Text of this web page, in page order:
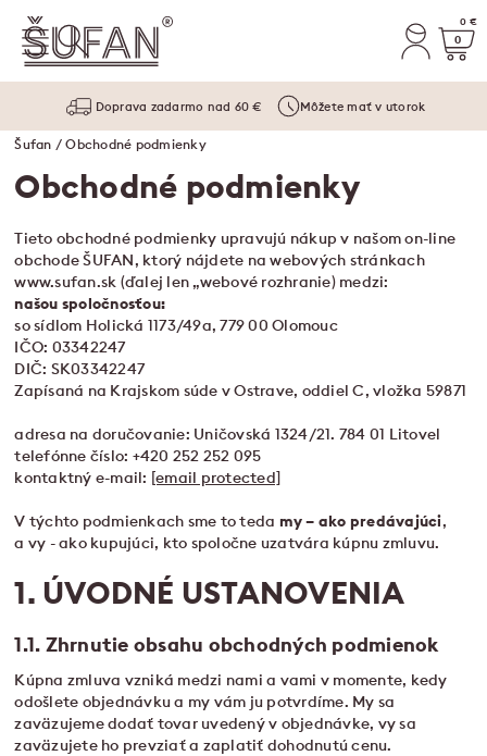
0 €
0
Doprava zadarmo nad 60 € Môžete mať v utorok
Šufan / Obchodné podmienky
Obchodné podmienky
Tieto obchodné podmienky upravujú nákup v našom on-line
obchode ŠUFAN, ktorý nájdete na webových stránkach
www.sufan.sk (ďalej len „webové rozhranie) medzi:
našou spoločnosťou:
so sídlom Holická 1173/49a, 779 00 Olomouc
IČO: 03342247
DIČ: SK03342247
Zapísaná na Krajskom súde v Ostrave, oddiel C, vložka 59871
adresa na doručovanie: Uničovská 1324/21. 784 01 Litovel
telefónne číslo: +420 252 252 095
kontaktný e-mail: [email protected]
V týchto podmienkach sme to teda my – ako predávajúci,
a vy - ako kupujúci, kto spoločne uzatvára kúpnu zmluvu.
1. ÚVODNÉ USTANOVENIA
1.1. Zhrnutie obsahu obchodných podmienok
Kúpna zmluva vzniká medzi nami a vami v momente, kedy
odošlete objednávku a my vám ju potvrdíme. My sa
zaväzujeme dodať tovar uvedený v objednávke, vy sa
zaväzujete ho prevziať a zaplatiť dohodnutú cenu.